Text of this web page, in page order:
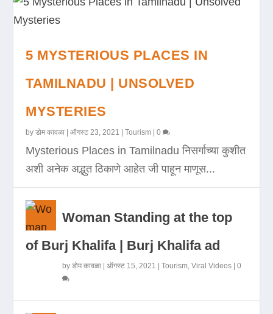
5 MYSTERIOUS PLACES IN
TAMILNADU | UNSOLVED
MYSTERIES
byडोम कावळा |ऑगस्ट 23, 2021 |Tourism |0
Mysterious Places in Tamilnadu निसर्गाच्या कुशीत
अशी अनेक अद्भुत ठिकाणे आहेत जी पाहून माणूस...
Woman Standing at the top
of Burj Khalifa | Burj Khalifa ad
byडोम कावळा |ऑगस्ट 15, 2021 |Tourism ,Viral Videos |0